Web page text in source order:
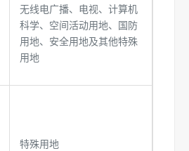
无线电广播、电视、计算机
科学、空间活动用地、国防
用地、安全用地及其他特殊
用地
特殊用地